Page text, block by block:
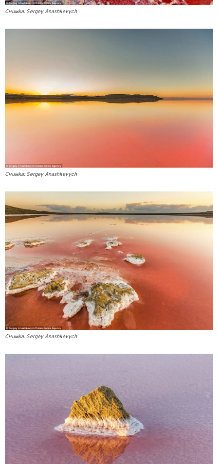
Снимка: Sergey Anashkevych
Снимка: Sergey Anashkevych
Снимка: Sergey Anashkevych